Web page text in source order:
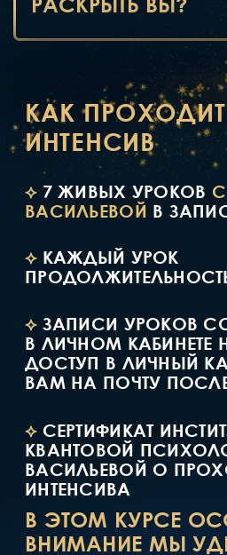
ЭТОТ КУРС УНИКАЛЬНЫЙ И
ВЫ НЕ НАЙДЕТЕ ТАКОЙ
МЕТОДОЛОГИИ И
ПОЛЬЗЫ В ТЕМЕ
НАС ЖДЕТ
НЕЗАБЫВАЕМЫЙ,
ОЧЕНЬ ПРОДУКТИВНЫЙ,
РАСШИРЯЮЩИЙ,
МЕСЯЦ ОТНОШЕНИЙ НА
ЖДУ ВАС ВСЕХ ❤️‍🔥